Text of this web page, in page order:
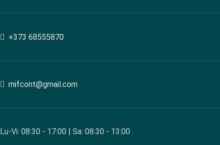
+373 68555870
mifcont@gmail.com
Lu-Vi: 08:30 - 17:00 | Sa: 08:30 - 13:00